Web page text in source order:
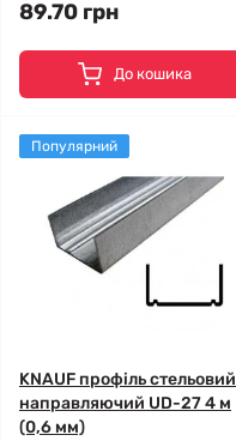
89.70 грн
До кошика
Популярний
KNAUF профіль стельовий
направляючий UD-27 4 м
(0,6 мм)